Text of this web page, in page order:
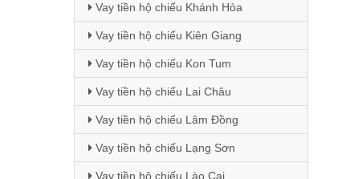
Vay tiền hộ chiếu Khánh Hòa
Vay tiền hộ chiếu Kiên Giang
Vay tiền hộ chiếu Kon Tum
Vay tiền hộ chiếu Lai Châu
Vay tiền hộ chiếu Lâm Đồng
Vay tiền hộ chiếu Lạng Sơn
Vay tiền hộ chiếu Lào Cai